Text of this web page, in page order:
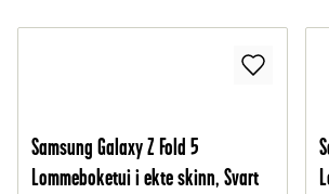
Samsung Galaxy Z Fold 5
Lommeboketui i ekte skinn, Svart